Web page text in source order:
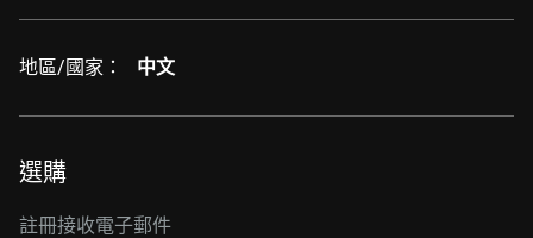
地區/國家： 中文
選購
註冊接收電子郵件